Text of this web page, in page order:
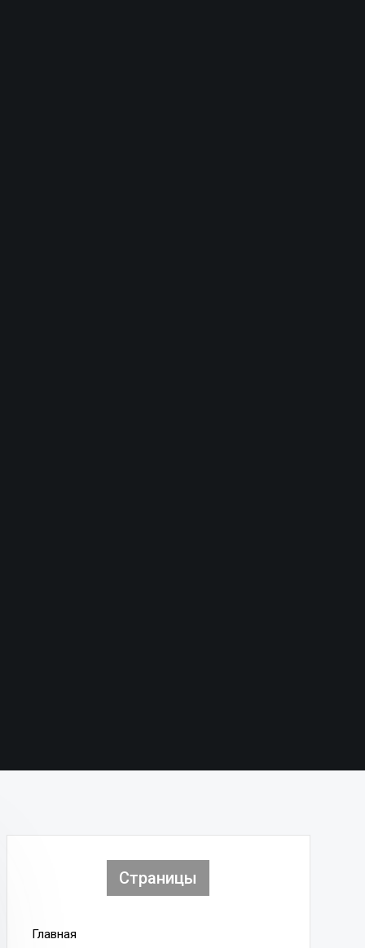
Страницы
Главная